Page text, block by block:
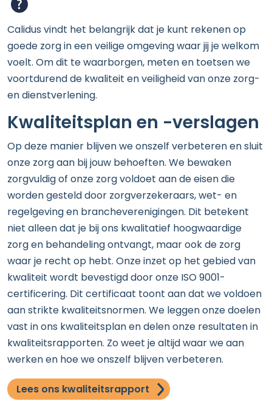
Calidus vindt het belangrijk dat je kunt rekenen op
goede zorg in een veilige omgeving waar jij je welkom
voelt. Om dit te waarborgen, meten en toetsen we
voortdurend de kwaliteit en veiligheid van onze zorg-
en dienstverlening.
Kwaliteitsplan en -verslagen
Op deze manier blijven we onszelf verbeteren en sluit
onze zorg aan bij jouw behoeften. We bewaken
zorgvuldig of onze zorg voldoet aan de eisen die
worden gesteld door zorgverzekeraars, wet- en
regelgeving en brancheverenigingen. Dit betekent
niet alleen dat je bij ons kwalitatief hoogwaardige
zorg en behandeling ontvangt, maar ook de zorg
waar je recht op hebt. Onze inzet op het gebied van
kwaliteit wordt bevestigd door onze ISO 9001-
certificering. Dit certificaat toont aan dat we voldoen
aan strikte kwaliteitsnormen. We leggen onze doelen
vast in ons kwaliteitsplan en delen onze resultaten in
kwaliteitsrapporten. Zo weet je altijd waar we aan
werken en hoe we onszelf blijven verbeteren.
Lees ons kwaliteitsrapport